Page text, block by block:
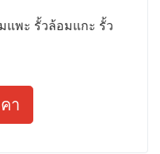
แพะ รั้วล้อมแกะ รั้ว
า